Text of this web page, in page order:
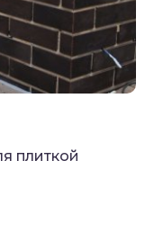
плиткой